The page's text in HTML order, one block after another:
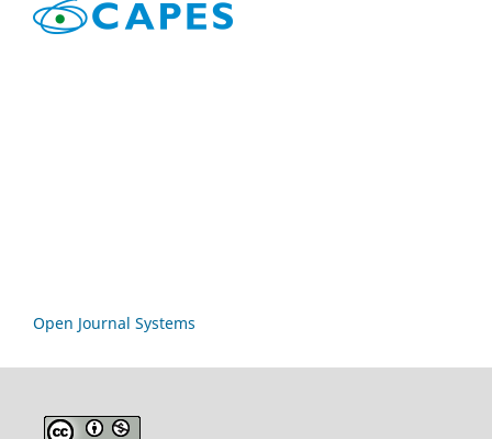
Open Journal Systems